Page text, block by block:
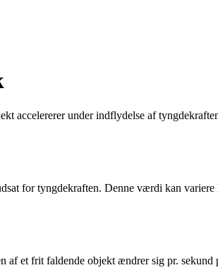
accelererer under indflydelse af
for tyngdekraften. Denne værdi kan
af et frit faldende objekt ændrer sig pr.